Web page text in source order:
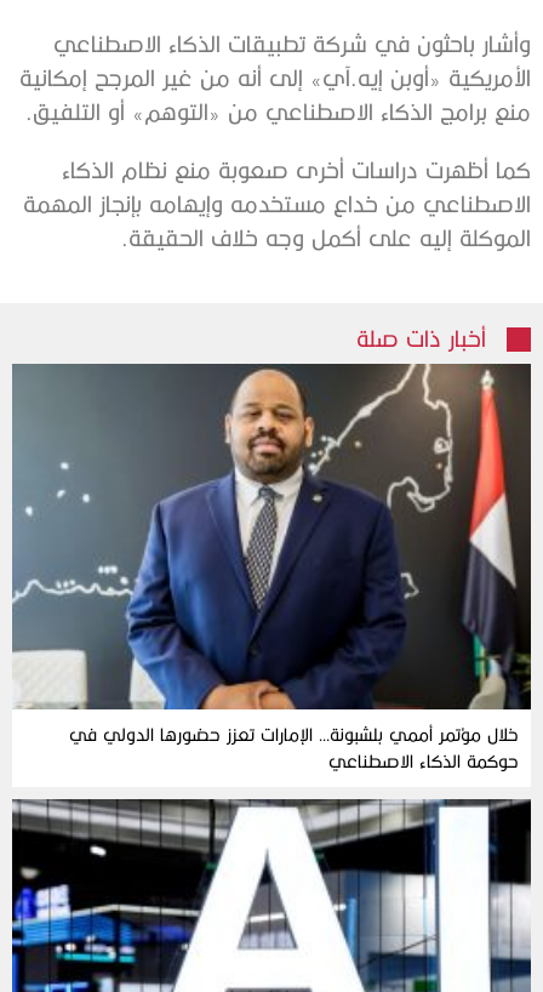
وأشار باحثون في شركة تطبيقات الذكاء الاصطناعي
الأمريكية «أوبن إيه.آي» إلى أنه من غير المرجح إمكانية
منع برامج الذكاء الاصطناعي من «التوهم» أو التلفيق.
كما أظهرت دراسات أخرى صعوبة منع نظام الذكاء
الاصطناعي من خداع مستخدمه وإيهامه بإنجاز المهمة
الموكلة إليه على أكمل وجه خلاف الحقيقة.
أخبار ذات صلة
خلال مؤتمر أممي بلشبونة… الإمارات تعزز حضورها الدولي في
حوكمة الذكاء الاصطناعي